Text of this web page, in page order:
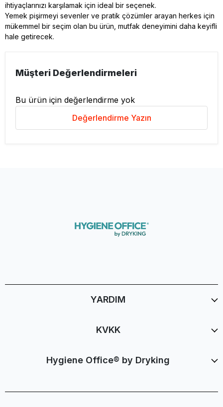
ihtiyaçlarınızı karşılamak için ideal bir seçenek.
Yemek pişirmeyi sevenler ve pratik çözümler arayan herkes için
mükemmel bir seçim olan bu ürün, mutfak deneyimini daha keyifli
hale getirecek.
Müşteri Değerlendirmeleri
Bu ürün için değerlendirme yok
Değerlendirme Yazın
YARDIM
KVKK
Hygiene Office® by Dryking